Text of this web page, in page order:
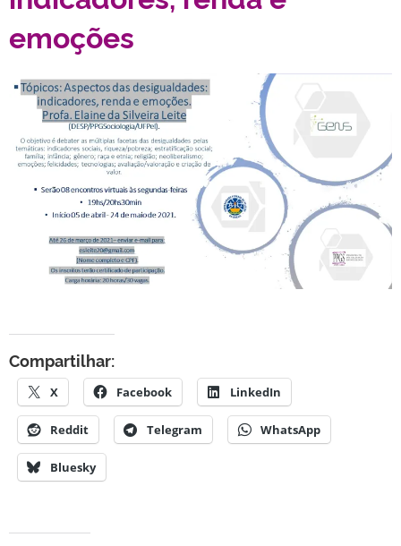
emoções
Compartilhar:
X Facebook LinkedIn
Reddit Telegram WhatsApp
Bluesky